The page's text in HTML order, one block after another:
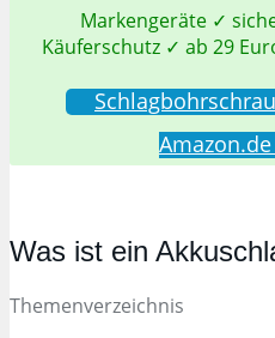
Markengeräte ✓
Käuferschutz ✓ ab 29
Was ist ein
Themenverzeichnis